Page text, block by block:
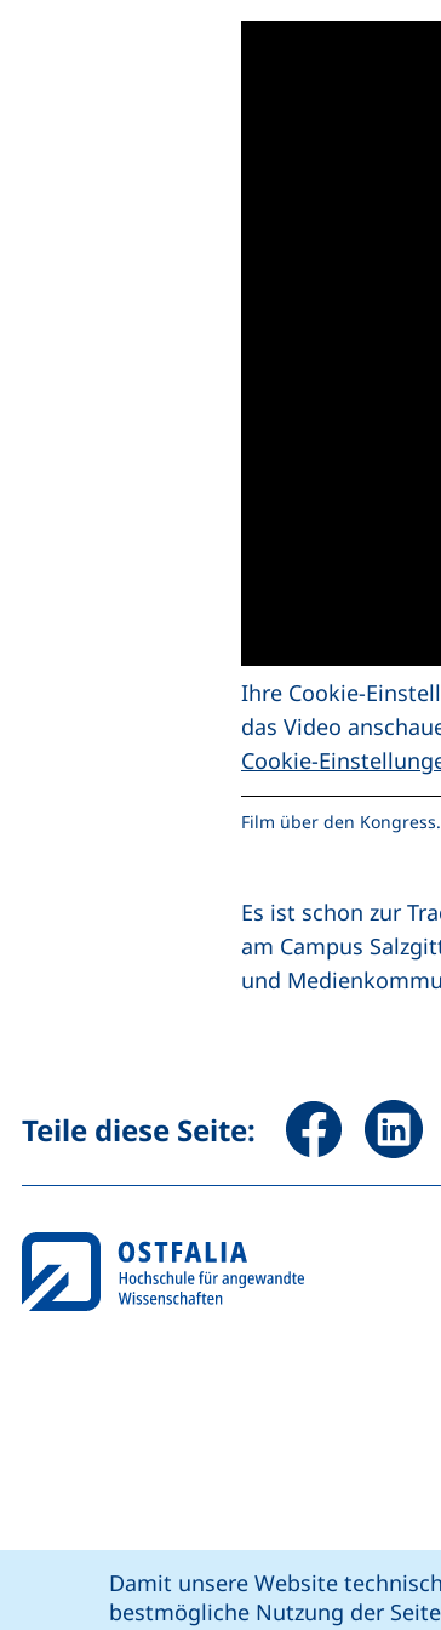
Damit unsere Website
bestmögliche Nutzung der
Ihre Cookie-
das Video
Cookie-
Film über den Kongress.
Es ist schon zur
am Campus
und
Teile diese Seite: Seite überSeite
Ostfalia @: soziale Medien
unsere Facebook-Seite
unsere LinkedIn-
unsereunsere